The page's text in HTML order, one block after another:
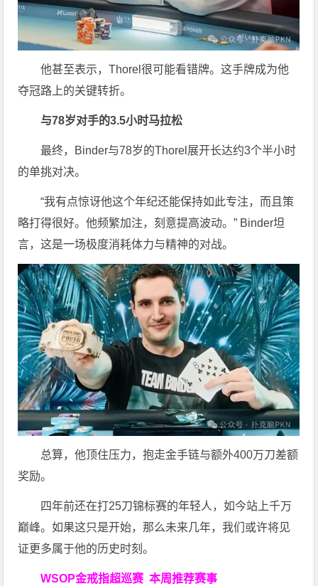
他甚至表示，Thorel很可能看错牌。这手牌成为他
夺冠路上的关键转折。
与78岁对手的3.5小时马拉松
最终，Binder与78岁的Thorel展开长达约3个半小时
的单挑对决。
“我有点惊讶他这个年纪还能保持如此专注，而且策
略打得很好。他频繁加注，刻意提高波动。” Binder坦
言，这是一场极度消耗体力与精神的对战。
总算，他顶住压力，抱走金手链与额外400万刀差额
奖励。
四年前还在打25刀锦标赛的年轻人，如今站上千万
巅峰。如果这只是开始，那么未来几年，我们或许将见
证更多属于他的历史时刻。
WSOP金戒指超巡赛本周推荐赛事